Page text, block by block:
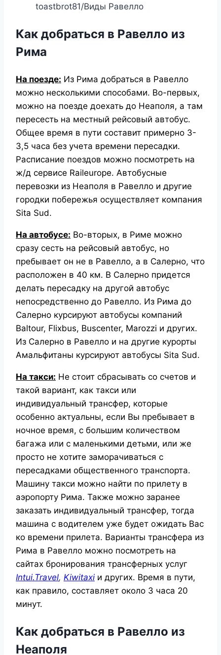
toastbrot81/Виды Равелло
Как добраться в Равелло из
Рима
На поезде: Из Рима добраться в Равелло
можно несколькими способами. Во-первых,
можно на поезде доехать до Неаполя, а там
пересесть на местный рейсовый автобус.
Общее время в пути составит примерно 3-
3,5 часа без учета времени пересадки.
Расписание поездов можно посмотреть на
ж/д сервисе Raileurope. Автобусные
перевозки из Неаполя в Равелло и другие
городки побережья осуществляет компания
Sita Sud.
На автобусе: Во-вторых, в Риме можно
сразу сесть на рейсовый автобус, но
пребывает он не в Равелло, а в Салерно, что
расположен в 40 км. В Салерно придется
делать пересадку на другой автобус
непосредственно до Равелло. Из Рима до
Салерно курсируют автобусы компаний
Baltour, Flixbus, Buscenter, Marozzi и других.
Из Салерно в Равелло и на другие курорты
Амальфитаны курсируют автобусы Sita Sud.
На такси: Не стоит сбрасывать со счетов и
такой вариант, как такси или
индивидуальный трансфер, которые
особенно актуальны, если Вы пребывает в
ночное время, с большим количеством
багажа или с маленькими детьми, или же
просто не хотите заморачиваться с
пересадками общественного транспорта.
Машину такси можно найти по прилету в
аэропорту Рима. Также можно заранее
заказать индивидуальный трансфер, тогда
машина с водителем уже будет ожидать Вас
ко времени прилета. Варианты трансфера из
Рима в Равелло можно посмотреть на
сайтах бронирования трансферных услуг
Intui.Travel, Kiwitaxi и других. Время в пути,
как правило, составляет около 3 часа 20
минут.
Как добраться в Равелло из
Неаполя